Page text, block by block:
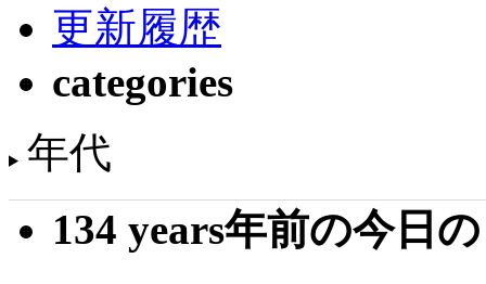
更新履歴
categories
年代
134 years年前の今日